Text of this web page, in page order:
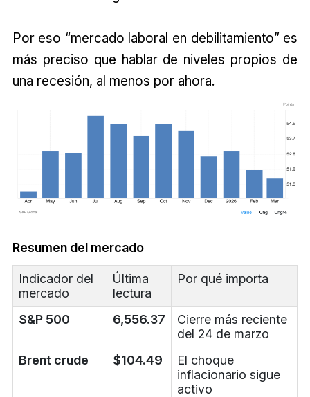
Por eso “mercado laboral en debilitamiento” es
más preciso que hablar de niveles propios de
una recesión, al menos por ahora.
Resumen del mercado
Indicador del
mercado
Última
lectura
Por qué importa
S&P 500 6,556.37
Cierre más reciente
del 24 de marzo
Brent crude
$104.49
El choque
inflacionario sigue
activo